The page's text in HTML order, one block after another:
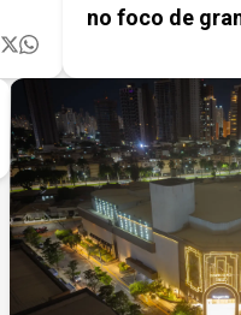
no foco de